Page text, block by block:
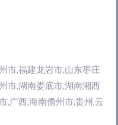
市,福建龙岩市,山东枣庄
市,湖南娄底市,湖南湘西
,广西,海南儋州市,贵州,云